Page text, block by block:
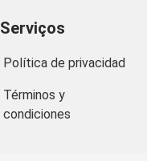
Serviços
Política de privacidad
Términos y
condiciones